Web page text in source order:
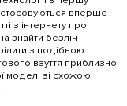
вперше
з інтернету про
знайти безліч
з подібною
взуття приблизно
моделі зі схожою